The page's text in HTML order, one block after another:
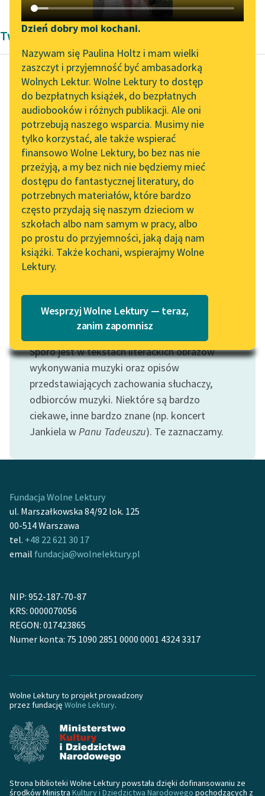
Katalog DAISY
Podkasty o książkach
Zgłoś brak utworu
Aktualności
„Prokurator Alicja Horn”
do słuchania
Byliśmy częścią AI Impact
Lab
Zapraszamy na spotkanie
online z tłumaczkami
literatury skandynawskiej
Spotkanie z Katarzyną
Tunkiel w Oslo
102. lata temu zmarł
Joseph Conrad
Lektury szkolne i klasyka
literatury do słuchania dla
uczennic i uczniów z
niepełnosprawnościami
E-kolekcja lektur
szkolnych i literatury do
słuchania dla uczennic i
uczniów z
skandynawskiej literatury
feministycznej
Ręce pełne poezji
Kolekcje edukacyjne
lektur szkolnych oraz
Starego Testamentu
Odkurzamy bohaterów
Lektur
Narzędzia
Mapa Wolnych Lektur
Leśmianator
Przewodnik dla piszących i
czytających
API
OAI-PMH
Widget Wolnych Lektur
Przypisy
Katalog w formacie PDF
O nas
Kontakt
O projekcie
Zespół
Dzień dobry moi kochani.
Nazywam się Paulina Holtz i mam wielki
zaszczyt i przyjemność być ambasadorką
Wolnych Lektur. Wolne Lektury to dostęp
do bezpłatnych książek, do bezpłatnych
audiobooków i różnych publikacji. Ale oni
potrzebują naszego wsparcia. Musimy nie
tylko korzystać, ale także wspierać
finansowo Wolne Lektury, bo bez nas nie
przeżyją, a my bez nich nie będziemy mieć
dostępu do fantastycznej literatury, do
potrzebnych materiałów, które bardzo
często przydają się naszym dzieciom w
szkołach albo nam samym w pracy, albo
po prostu do przyjemności, jaką dają nam
książki. Także kochani, wspierajmy Wolne
Lektury.
Wesprzyj Wolne Lektury — teraz,
zanim zapomnisz
Twórczość Edgara Allana Poe'go
Edgar Allan Poe
Człowiek interesu
Dość jest postarać się
o katarynkę, co
wygrywa jedną tylko
melodię i odpowiednio
ją przygotować...
Czytaj więcej
Motyw: Muzyka
Sporo jest w tekstach literackich obrazów
wykonywania muzyki oraz opisów
przedstawiających zachowania słuchaczy,
odbiorców muzyki. Niektóre są bardzo
ciekawe, inne bardzo znane (np. koncert
Jankiela wPanu Tadeuszu). Te zaznaczamy.
Fundacja Wolne Lektury
ul. Marszałkowska 84/92 lok. 125
00-514 Warszawa
tel. +48 22 621 30 17
email fundacja@wolnelektury.pl
NIP: 952-187-70-87
KRS: 0000070056
REGON: 017423865
Numer konta: 75 1090 2851 0000 0001 4324 3317
Wolne Lektury to projekt prowadzony
przez fundację Wolne Lektury.
Strona biblioteki Wolne Lektury powstała dzięki dofinansowaniu ze
środków Ministra Kultury i Dziedzictwa Narodowego pochodzących z